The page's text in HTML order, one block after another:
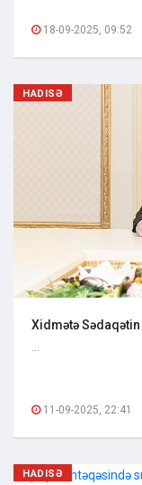
18-09-2025, 09:52
HADISƏ
Xidmətə
...
11-09-2025, 22:41
HADISƏ